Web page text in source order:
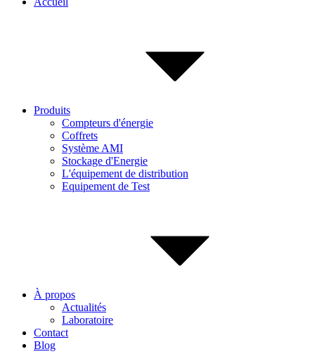
Produits
Compteurs d'énergie
Coffrets
Système AMI
Stockage d'Energie
L'équipement de distribution
Equipement de Test
À propos
Actualités
Laboratoire
Contact
Blog